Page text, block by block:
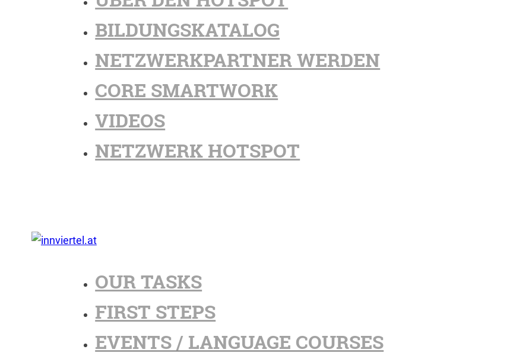
BILDUNGSKATALOG
NETZWERKPARTNER WERDEN
CORE SMARTWORK
VIDEOS
NETZWERK HOTSPOT
OUR TASKS
FIRST STEPS
EVENTS / LANGUAGE COURSES